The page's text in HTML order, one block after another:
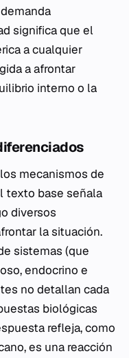
significa que el
a cualquier
a afrontar
interno o la
mecanismos de
texto base señala
diversos
la situación.
sistemas (que
endocrino e
no detallan cada
biológicas
refleja, como
es una reacción